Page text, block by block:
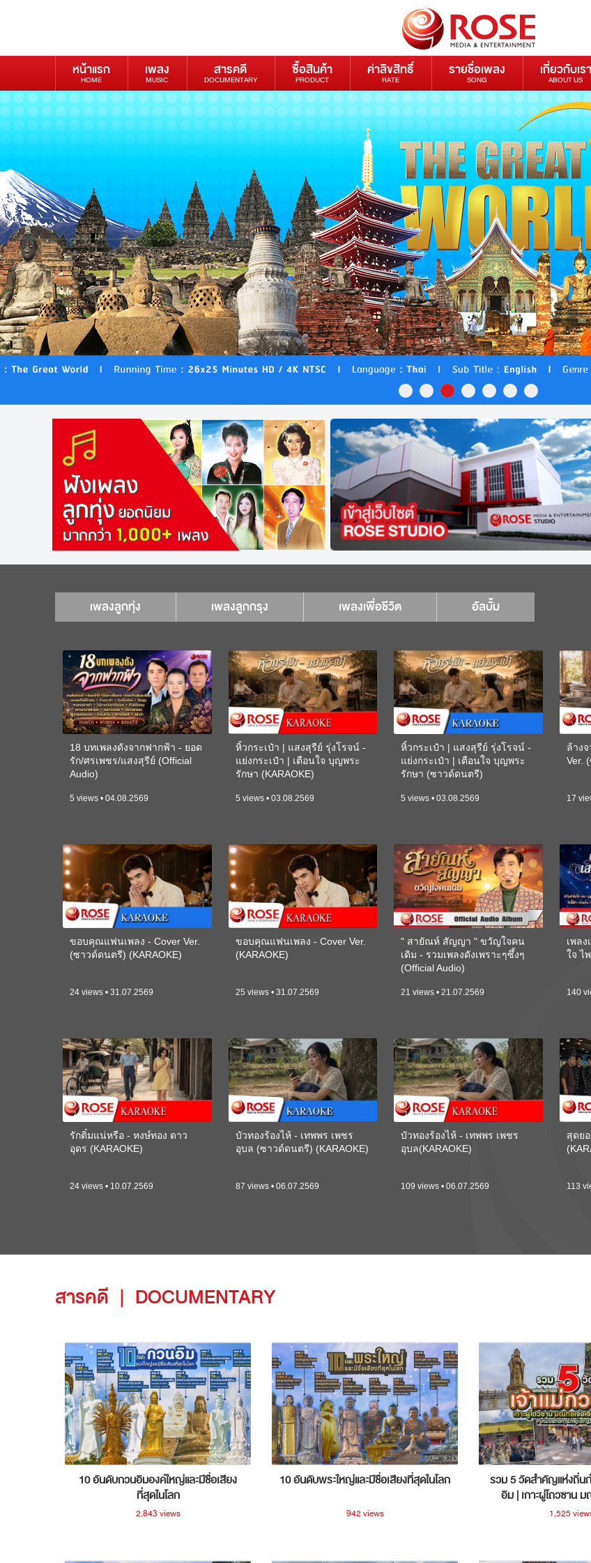
หน้าแรก
HOME
เพลง
MUSIC
สารคดี
DOCUMENTARY
ซื้อสินค้า
PRODUCT
ค่าลิขสิทธิ์
RATE
รายชื่อเพลง
SONG
เกี่ยวกับเรา
ABOUT US
เพลงลูกทุ่ง เพลงลูกกรุง เพลงเพื่อชีวิต อัลบั้ม
18 บทเพลงดังจากฟากฟ้า - ยอด
รัก/ศรเพชร/แสงสุรีย์ (Official
Audio)
5 views • 04.08.2569
หิ้วกระเป๋า | แสงสุรีย์ รุ่งโรจน์ -
แย่งกระเป๋า | เตือนใจ บุญพระ
รักษา (KARAOKE)
5 views • 03.08.2569
หิ้วกระเป๋า | แสงสุรีย์ รุ่งโรจน์ -
แย่งกระเป๋า | เตือนใจ บุญพระ
รักษา (ซาวด์ดนตรี)
5 views • 03.08.2569
ล้าง
Ver.
17
ขอบคุณแฟนเพลง - Cover Ver.
(ซาวด์ดนตรี) (KARAOKE)
24 views • 31.07.2569
ขอบคุณแฟนเพลง - Cover Ver.
(KARAOKE)
25 views • 31.07.2569
" สายัณห์ สัญญา " ขวัญใจคน
เดิม - รวมเพลงดังเพราะๆซึ้งๆ
(Official Audio)
21 views • 21.07.2569
เพลง
ใจ ไ
140
รักติ๋มแน่หรือ - หงษ์ทอง ดาว
อุดร (KARAOKE)
24 views • 10.07.2569
บัวทองร้องไห้ - เทพพร เพชร
อุบล (ซาวด์ดนตรี) (KARAOKE)
87 views • 06.07.2569
บัวทองร้องไห้ - เทพพร เพชร
อุบล(KARAOKE)
109 views • 06.07.2569
สุดย
113
สารคดี | DOCUMENTARY
10 อันดับกวนอิมองค์ใหญ่และมีชื่อเสียง
ที่สุดในโลก
2,843 views
10 อันดับพระใหญ่และมีชื่อเสียงที่สุดในโลก
942 views
รวม 5 วัดสำคัญแห่งถิ่นก
อิม | เกาะผู่โถวซาน
ประเทศจี
1,525